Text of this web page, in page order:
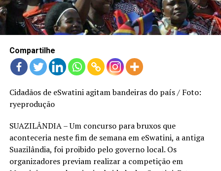
LANÇAMENTOS
Compartilhe
Cidadãos de eSwatini agitam bandeiras do país / Foto:
ryeprodução
SUAZILÂNDIA – Um concurso para bruxos que
aconteceria neste fim de semana em eSwatini, a antiga
Suazilândia, foi proibido pelo governo local. Os
organizadores previam realizar a competição em